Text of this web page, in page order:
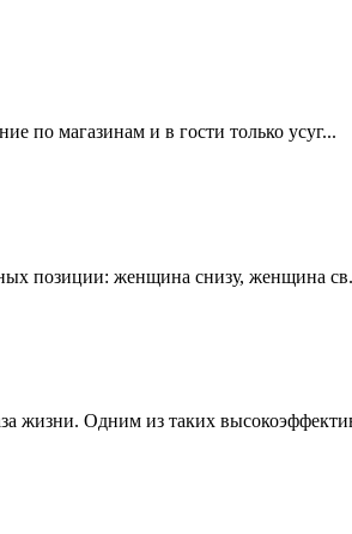
по магазинам и в гости только усуг...
позиции: женщина снизу, женщина
жизни. Одним из таких